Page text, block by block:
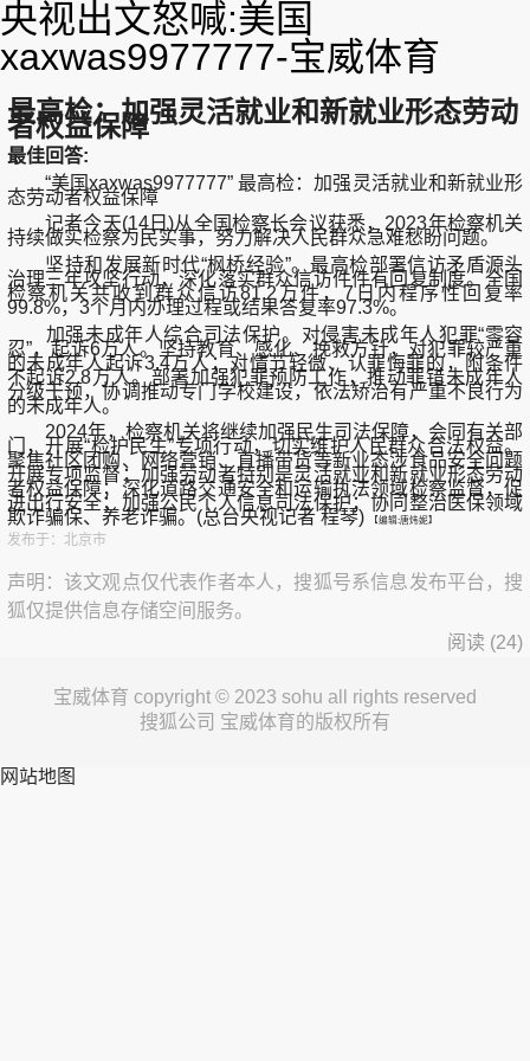
央视出文怒喊:美国
xaxwas9977777-宝威体育
最高检：加强灵活就业和新就业形态劳动
者权益保障
最佳回答:
“美国xaxwas9977777” 最高检：加强灵活就业和新就业形
态劳动者权益保障
记者今天(14日)从全国检察长会议获悉，2023年检察机关
持续做实检察为民实事，努力解决人民群众急难愁盼问题。
坚持和发展新时代“枫桥经验”。最高检部署信访矛盾源头
治理三年攻坚行动，深化落实群众信访件件有回复制度。全国
检察机关共收到群众信访81.2万件，7日内程序性回复率
99.8%，3个月内办理过程或结果答复率97.3%。
加强未成年人综合司法保护。对侵害未成年人犯罪“零容
忍”，起诉6万人。坚持教育、感化、挽救方针，对犯罪较严重
的未成年人起诉3.4万人；对情节轻微、认罪悔罪的，附条件
不起诉2.8万人。部署加强犯罪预防工作，推动罪错未成年人
分级干预，协调推动专门学校建设，依法矫治有严重不良行为
的未成年人。
2024年，检察机关将继续加强民生司法保障，会同有关部
门，开展“检护民生”专项行动，切实维护人民群众合法权益。
聚焦社区团购、网络营销、直播带货等新业态涉食品安全问题
开展专项监督；加强劳动者特别是灵活就业和新就业形态劳动
者权益保障；深化道路交通安全和运输执法领域检察监督，促
进出行安全；加强公民个人信息司法保护；协同整治医保领域
欺诈骗保、养老诈骗。(总台央视记者 程琴) 【编辑:唐炜妮】
发布于：北京市
声明：该文观点仅代表作者本人，搜狐号系信息发布平台，搜
狐仅提供信息存储空间服务。
阅读 (24)
宝威体育 copyright © 2023 sohu all rights reserved
搜狐公司 宝威体育的版权所有
网站地图